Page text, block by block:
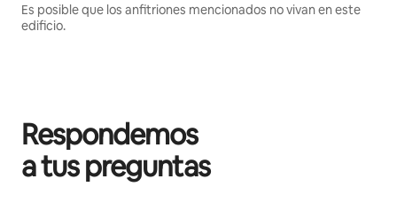
Es posible que los anfitriones mencionados no vivan en este
edificio.
Respondemos
a tus preguntas